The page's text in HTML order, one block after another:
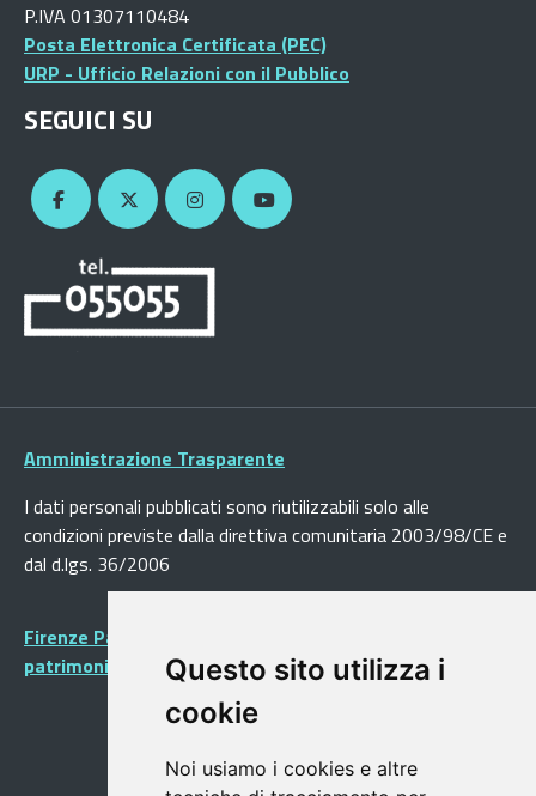
Questo sito utilizza i
cookie
Noi usiamo i cookies e altre
P.IVA 01307110484
Posta Elettronica Certificata (PEC)
URP - Ufficio Relazioni con il Pubblico
SEGUICI SU
Amministrazione Trasparente
I dati personali pubblicati sono riutilizzabili solo alle
condizioni previste dalla direttiva comunitaria 2003/98/CE e
dal d.lgs. 36/2006
Firenze Patrimonio Mondiale - Centro storico di Firenze
patrimonio dell’Umanità